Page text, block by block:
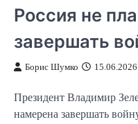
Россия не
завершать
Борис Шумко 15.06.2026
Президент Владимир
намерена завершать